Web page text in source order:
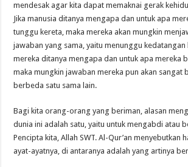
mendesak agar kita dapat memaknai gerak
Jika manusia ditanya mengapa dan untuk apa
tunggu kereta, maka mereka akan mungkin
jawaban yang sama, yaitu menunggu kedatangan
mereka ditanya mengapa dan untuk apa mereka
maka mungkin jawaban mereka pun akan sangat
berbeda satu sama lain.
Bagi kita orang-orang yang beriman, alasan
dunia ini adalah satu, yaitu untuk mengabdi atau
Pencipta kita, Allah SWT. Al-Qur’an menyebutkan
ayat-ayatnya, di antaranya adalah yang artinya